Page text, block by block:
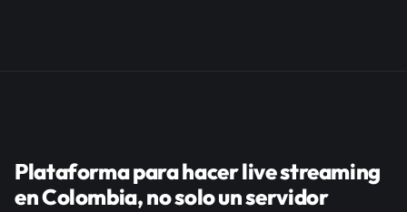
Plataforma para hacer live streaming
en Colombia, no solo un servidor